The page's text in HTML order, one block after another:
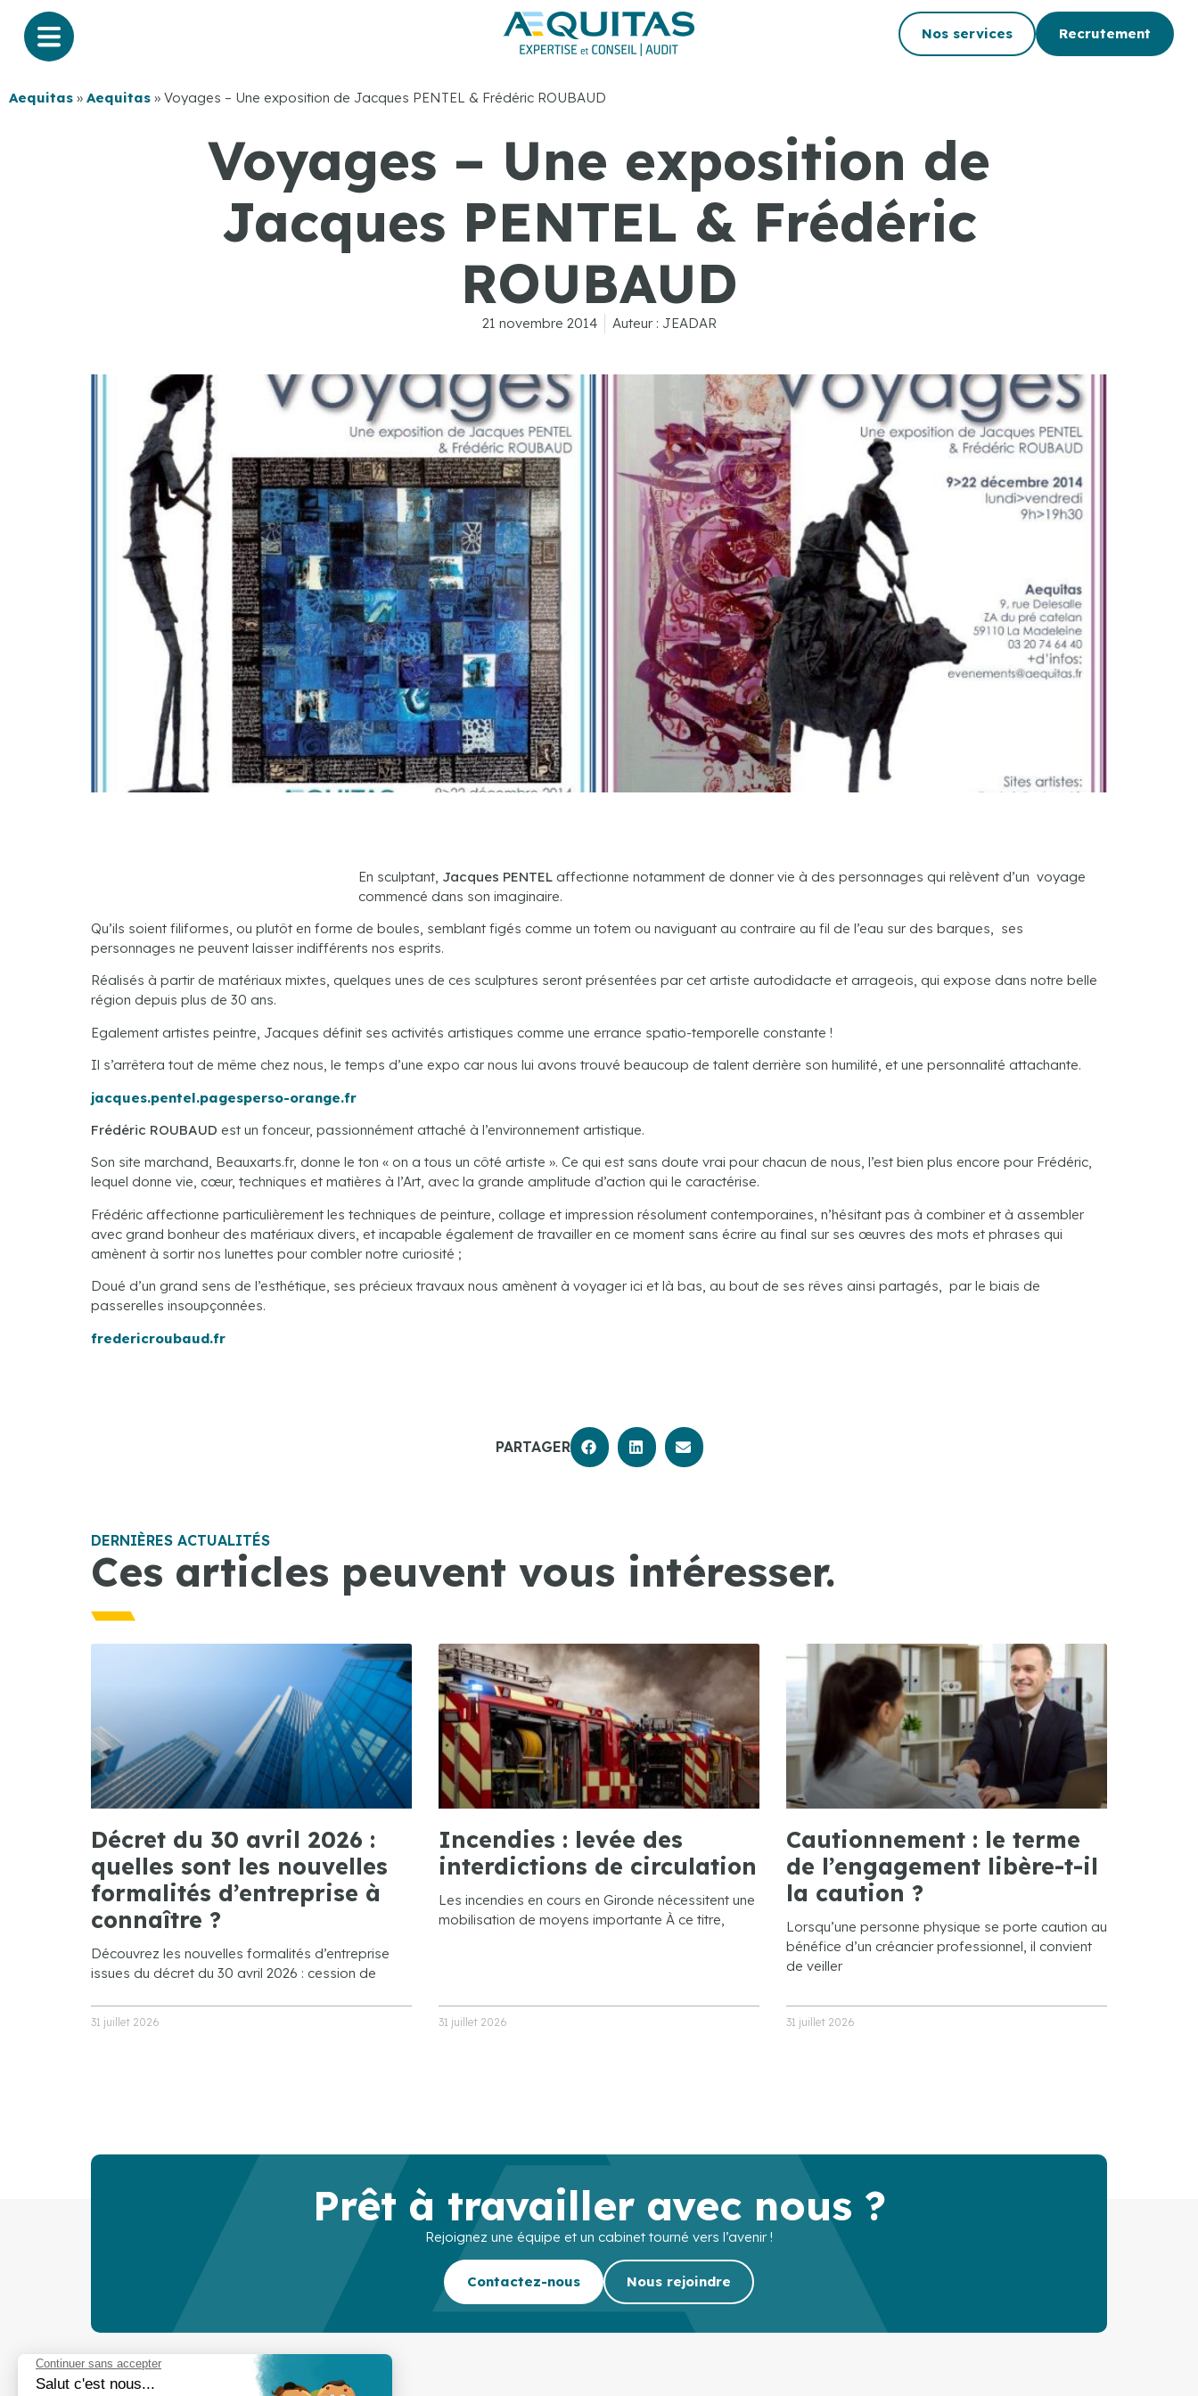
Nos services Recrutement
Aequitas » Aequitas » Voyages – Une exposition de Jacques PENTEL & Frédéric ROUBAUD
Voyages – Une exposition de
Jacques PENTEL & Frédéric
ROUBAUD
21 novembre 2014 Auteur : JEADAR
En sculptant, Jacques PENTEL affectionne notamment de donner vie à des personnages qui relèvent d’un voyage
commencé dans son imaginaire.
Qu’ils soient filiformes, ou plutôt en forme de boules, semblant figés comme un totem ou naviguant au contraire au fil de l’eau sur des barques, ses
personnages ne peuvent laisser indifférents nos esprits.
Réalisés à partir de matériaux mixtes, quelques unes de ces sculptures seront présentées par cet artiste autodidacte et arrageois, qui expose dans notre belle
région depuis plus de 30 ans.
Egalement artistes peintre, Jacques définit ses activités artistiques comme une errance spatio-temporelle constante !
Il s’arrêtera tout de même chez nous, le temps d’une expo car nous lui avons trouvé beaucoup de talent derrière son humilité, et une personnalité attachante.
jacques.pentel.pagesperso-orange.fr
Frédéric ROUBAUD est un fonceur, passionnément attaché à l’environnement artistique.
Son site marchand, Beauxarts.fr, donne le ton « on a tous un côté artiste ». Ce qui est sans doute vrai pour chacun de nous, l’est bien plus encore pour Frédéric,
lequel donne vie, cœur, techniques et matières à l’Art, avec la grande amplitude d’action qui le caractérise.
Frédéric affectionne particulièrement les techniques de peinture, collage et impression résolument contemporaines, n’hésitant pas à combiner et à assembler
avec grand bonheur des matériaux divers, et incapable également de travailler en ce moment sans écrire au final sur ses œuvres des mots et phrases qui
amènent à sortir nos lunettes pour combler notre curiosité ;
Doué d’un grand sens de l’esthétique, ses précieux travaux nous amènent à voyager ici et là bas, au bout de ses rêves ainsi partagés, par le biais de
passerelles insoupçonnées.
fredericroubaud.fr
PARTAGER
DERNIÈRES ACTUALITÉS
Ces articles peuvent vous intéresser.
Décret du 30 avril 2026 :
quelles sont les nouvelles
formalités d’entreprise à
connaître ?
Découvrez les nouvelles formalités d’entreprise
issues du décret du 30 avril 2026 : cession de
31 juillet 2026
Incendies : levée des
interdictions de circulation
Les incendies en cours en Gironde nécessitent une
mobilisation de moyens importante À ce titre,
31 juillet 2026
Cautionnement : le terme
de l’engagement libère-t-il
la caution ?
Lorsqu’une personne physique se porte caution au
bénéfice d’un créancier professionnel, il convient
de veiller
31 juillet 2026
Prêt à travailler avec nous ?
Rejoignez une équipe et un cabinet tourné vers l’avenir !
Contactez-nous Nous rejoindre